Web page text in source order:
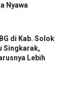
Nyawa
di Kab. Solok
Singkarak,
Lebih